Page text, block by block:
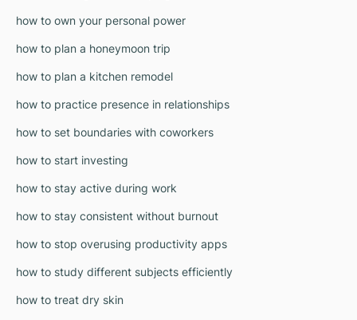
how to own your personal power
how to plan a honeymoon trip
how to plan a kitchen remodel
how to practice presence in relationships
how to set boundaries with coworkers
how to start investing
how to stay active during work
how to stay consistent without burnout
how to stop overusing productivity apps
how to study different subjects efficiently
how to treat dry skin